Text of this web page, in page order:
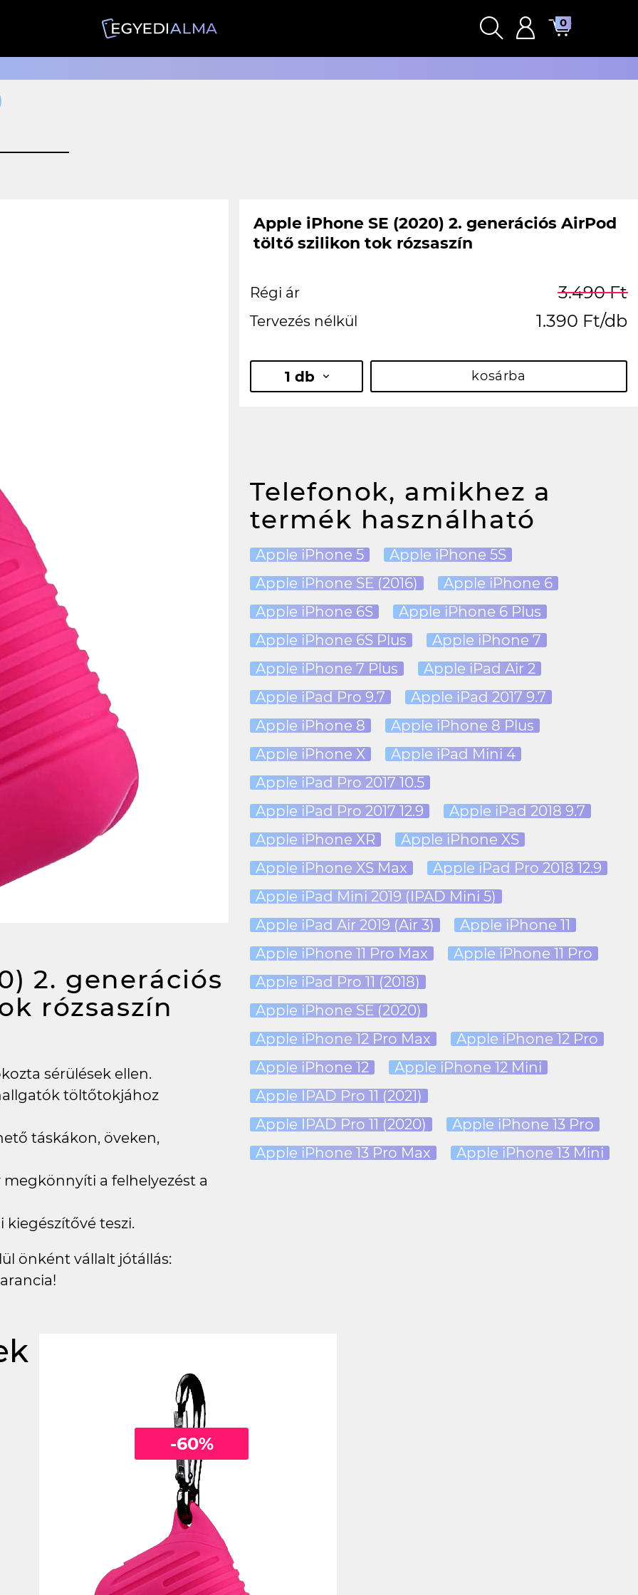
0
2. generációs
rózsaszín
sérülések ellen.
töltőtokjához
táskákon, öveken,
a felhelyezést a
kiegészítővé teszi.
önként vállalt jótállás:
Apple iPhone SE (2020) 2. generációs AirPod
töltő szilikon tok rózsaszín
Régi ár 3.490 Ft
Tervezés nélkül 1.390 Ft/db
1 db kosárba
Telefonok, amikhez a
termék használható
Apple iPhone 5
Apple iPhone 5S
Apple iPhone SE (2016)
Apple iPhone 6
Apple iPhone 6S
Apple iPhone 6 Plus
Apple iPhone 6S Plus
Apple iPhone 7
Apple iPhone 7 Plus
Apple iPad Air 2
Apple iPad Pro 9.7
Apple iPad 2017 9.7
Apple iPhone 8
Apple iPhone 8 Plus
Apple iPhone X
Apple iPad Mini 4
Apple iPad Pro 2017 10.5
Apple iPad Pro 2017 12.9
Apple iPad 2018 9.7
Apple iPhone XR
Apple iPhone XS
Apple iPhone XS Max
Apple iPad Pro 2018 12.9
Apple iPad Mini 2019 (IPAD Mini 5)
Apple iPad Air 2019 (Air 3)
Apple iPhone 11
Apple iPhone 11 Pro Max
Apple iPhone 11 Pro
Apple iPad Pro 11 (2018)
Apple iPhone SE (2020)
Apple iPhone 12 Pro Max
Apple iPhone 12 Pro
Apple iPhone 12
Apple iPhone 12 Mini
Apple IPAD Pro 11 (2021)
Apple IPAD Pro 11 (2020)
Apple iPhone 13 Pro
Apple iPhone 13 Pro Max
Apple iPhone 13 Mini
-60%